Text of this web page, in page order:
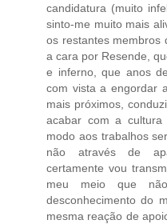
candidatura (muito
sinto-me muito mais
os restantes membros
a cara por Resende,
e inferno, que anos
com vista a engordar
mais próximos,
acabar com a
modo aos trabalhos
não através de
certamente vou
meu meio que
desconhecimento do
mesma reação de